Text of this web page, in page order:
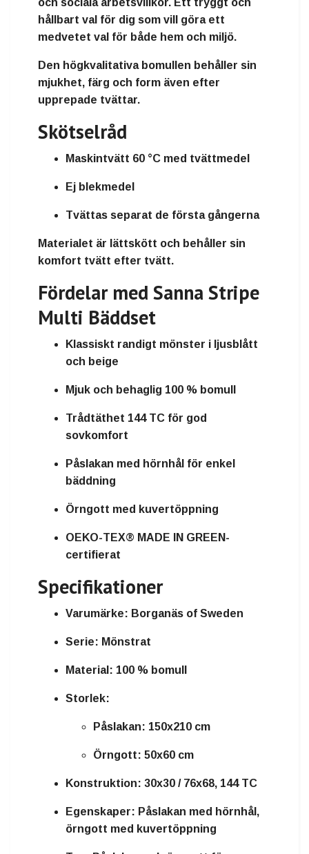
och sociala arbetsvillkor. Ett tryggt och
hållbart val för dig som vill göra ett
medvetet val för både hem och miljö.
Den högkvalitativa bomullen behåller sin
mjukhet, färg och form även efter
upprepade tvättar.
Skötselråd
Maskintvätt 60 °C med tvättmedel
Ej blekmedel
Tvättas separat de första gångerna
Materialet är lättskött och behåller sin
komfort tvätt efter tvätt.
Fördelar med Sanna Stripe
Multi Bäddset
Klassiskt randigt mönster i ljusblått
och beige
Mjuk och behaglig 100 % bomull
Trådtäthet 144 TC för god
sovkomfort
Påslakan med hörnhål för enkel
bäddning
Örngott med kuvertöppning
OEKO-TEX® MADE IN GREEN-
certifierat
Specifikationer
Varumärke: Borganäs of Sweden
Serie: Mönstrat
Material: 100 % bomull
Storlek:
Påslakan: 150x210 cm
Örngott: 50x60 cm
Konstruktion: 30x30 / 76x68, 144 TC
Egenskaper: Påslakan med hörnhål,
örngott med kuvertöppning